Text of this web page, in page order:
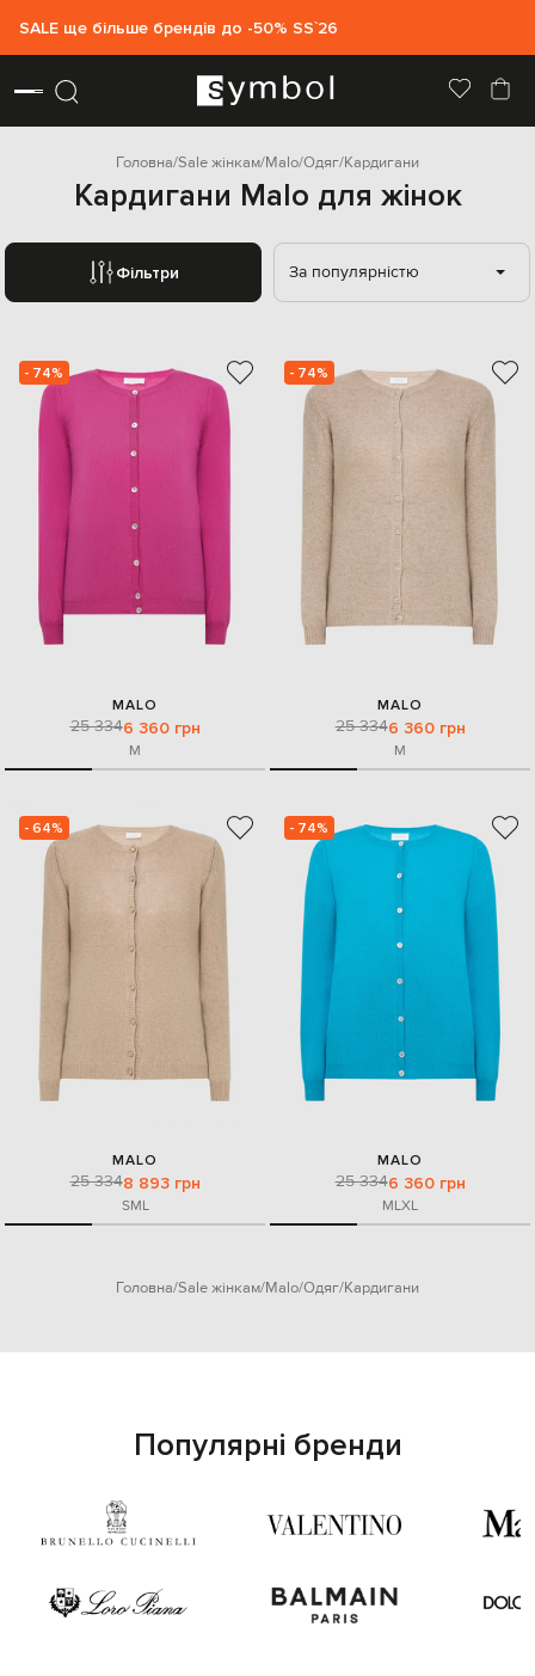
SALE ще більше брендів до -50% SS`26
Головна Sale жінкам Malo Одяг Кардигани
Кардигани Malo для жінок
Фільтри За популярністю
- 74%
MALO
25 3346 360 грн
M
- 74%
MALO
25 3346 360 грн
M
- 64%
MALO
25 3348 893 грн
SML
- 74%
MALO
25 3346 360 грн
MLXL
Головна Sale жінкам Malo Одяг Кардигани
Популярні бренди